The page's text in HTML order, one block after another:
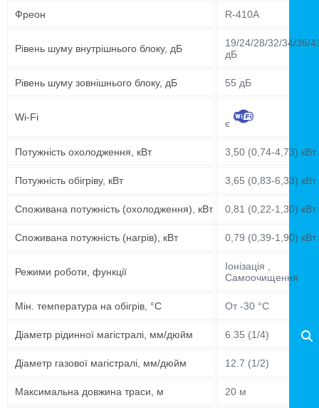
Фреон R-410A
Рівень шуму внутрішнього блоку, дБ
19/24/28/32/34/36/
дБ
Рівень шуму зовнішнього блоку, дБ 55 дБ
Wi-Fi
є
Потужність охолодження, кВт 3,50 (0,74-4,73) кВт
Потужність обігріву, кВт 3,65 (0,83-6,33) кВт
Споживана потужність (охолодження), кВт 0,81 (0,22-1,30) кВт
Споживана потужність (нагрів), кВт 0,79 (0,39-1,90) кВт
Режими роботи, функції
Іонізація ,
Самоочищення
Мін. температура на обігрів, °C От -30 °C
Діаметр рідинної магістралі, мм/дюйм 6.35 (1/4)
Діаметр газової магістралі, мм/дюйм 12.7 (1/2)
Максимальна довжина траси, м 20 м